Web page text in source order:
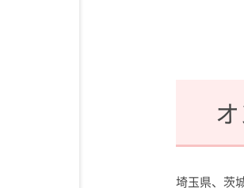
埼玉県、茨